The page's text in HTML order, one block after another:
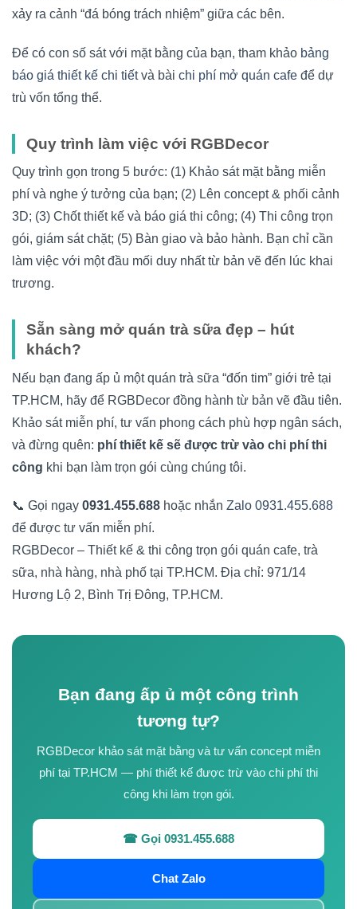
xảy ra cảnh “đá bóng trách nhiệm” giữa các bên.
Để có con số sát với mặt bằng của bạn, tham khảo bảng
báo giá thiết kế chi tiếtvà bài chi phí mở quán cafe để dự
trù vốn tổng thể.
Quy trình làm việc với RGBDecor
Quy trình gọn trong 5 bước: (1) Khảo sát mặt bằng miễn
phí và nghe ý tưởng của bạn; (2) Lên concept & phối cảnh
3D; (3) Chốt thiết kế và báo giá thi công; (4) Thi công trọn
gói, giám sát chặt; (5) Bàn giao và bảo hành. Bạn chỉ cần
làm việc với một đầu mối duy nhất từ bản vẽ đến lúc khai
trương.
Sẵn sàng mở quán trà sữa đẹp – hút
khách?
Nếu bạn đang ấp ủ một quán trà sữa “đốn tim” giới trẻ tại
TP.HCM, hãy để RGBDecor đồng hành từ bản vẽ đầu tiên.
Khảo sát miễn phí, tư vấn phong cách phù hợp ngân sách,
và đừng quên: phí thiết kế sẽ được trừ vào chi phí thi
công khi bạn làm trọn gói cùng chúng tôi.
📞 Gọi ngay 0931.455.688 hoặc nhắn Zalo 0931.455.688
để được tư vấn miễn phí.
RGBDecor – Thiết kế & thi công trọn gói quán cafe, trà
sữa, nhà hàng, nhà phố tại TP.HCM. Địa chỉ: 971/14
Hương Lộ 2, Bình Trị Đông, TP.HCM.
Bạn đang ấp ủ một công trình
tương tự?
RGBDecor khảo sát mặt bằng và tư vấn concept miễn
phí tại TP.HCM — phí thiết kế được trừ vào chi phí thi
công khi làm trọn gói.
☎ Gọi 0931.455.688
Chat Zalo